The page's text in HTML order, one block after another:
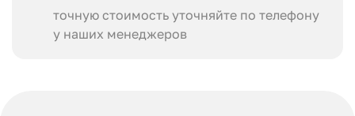
точную стоимость уточняйте по телефону
у наших менеджеров